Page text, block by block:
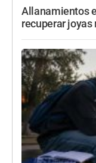
Allanamientos
recuperar joyas